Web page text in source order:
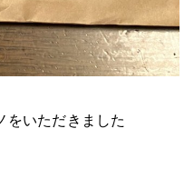
をいただきました